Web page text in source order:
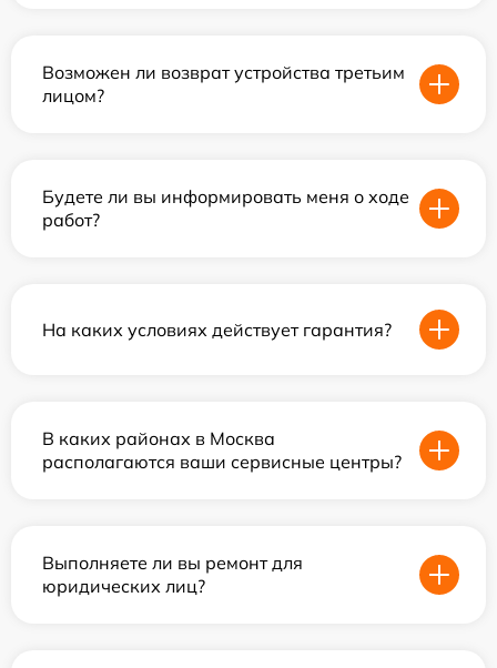
Возможен ли возврат устройства третьим
лицом?
Будете ли вы информировать меня о ходе
работ?
На каких условиях действует гарантия?
В каких районах в Москва
располагаются ваши сервисные центры?
Выполняете ли вы ремонт для
юридических лиц?